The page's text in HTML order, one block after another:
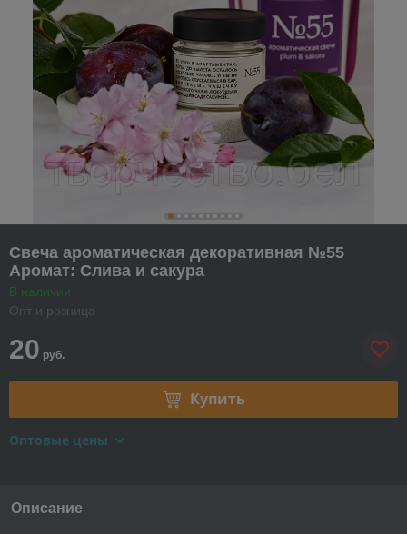
Свеча ароматическая декоративная №55
Аромат: Слива и сакура
В наличии
Опт и розница
20 руб.
Купить
Оптовые цены
Описание